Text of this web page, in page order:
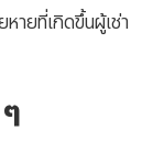
ายที่เกิดขึ้นผู้เช่า
ๆ